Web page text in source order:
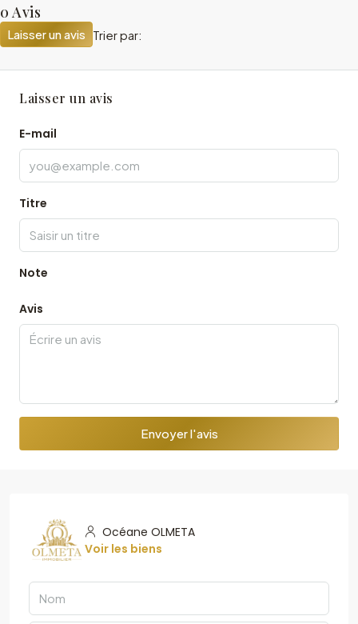
0 Avis
Trier par:
Laisser un avis
Laisser un avis
E-mail
Titre
Note
Avis
Envoyer l'avis
Océane OLMETA
Voir les biens